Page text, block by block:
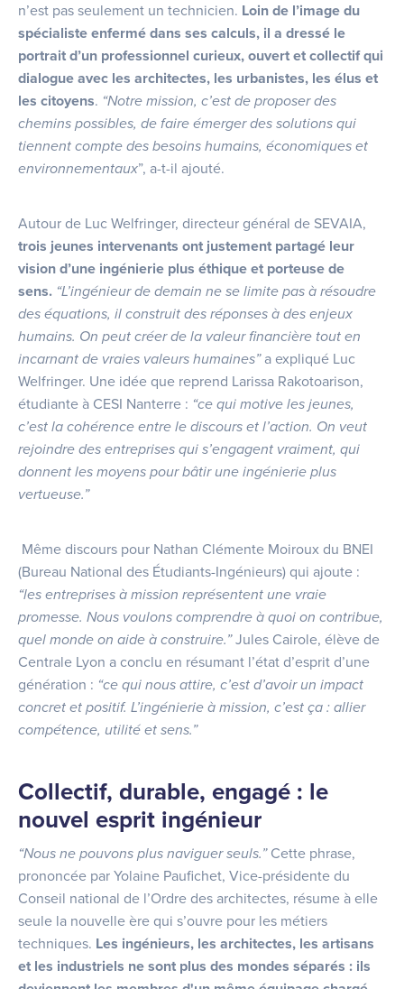
n’est pas seulement un technicien. Loin de l’image du
spécialiste enfermé dans ses calculs, il a dressé le
portrait d’un professionnel curieux, ouvert et collectif qui
dialogue avec les architectes, les urbanistes, les élus et
les citoyens. “Notre mission, c’est de proposer des
chemins possibles, de faire émerger des solutions qui
tiennent compte des besoins humains, économiques et
environnementaux”, a-t-il ajouté.
Autour de Luc Welfringer, directeur général de SEVAIA,
trois jeunes intervenants ont justement partagé leur
vision d’une ingénierie plus éthique et porteuse de
sens. “L’ingénieur de demain ne se limite pas à résoudre
des équations, il construit des réponses à des enjeux
humains. On peut créer de la valeur financière tout en
incarnant de vraies valeurs humaines”a expliqué Luc
Welfringer. Une idée que reprend Larissa Rakotoarison,
étudiante à CESI Nanterre : “ce qui motive les jeunes,
c’est la cohérence entre le discours et l’action. On veut
rejoindre des entreprises qui s’engagent vraiment, qui
donnent les moyens pour bâtir une ingénierie plus
vertueuse.”
Même discours pour Nathan Clémente Moiroux du BNEI
(Bureau National des Étudiants-Ingénieurs) qui ajoute :
“les entreprises à mission représentent une vraie
promesse. Nous voulons comprendre à quoi on contribue,
quel monde on aide à construire.”Jules Cairole, élève de
Centrale Lyon a conclu en résumant l’état d’esprit d’une
génération : “ce qui nous attire, c’est d’avoir un impact
concret et positif. L’ingénierie à mission, c’est ça : allier
compétence, utilité et sens.”
Collectif, durable, engagé : le
nouvel esprit ingénieur
“Nous ne pouvons plus naviguer seuls.”Cette phrase,
prononcée par Yolaine Paufichet, Vice-présidente du
Conseil national de l’Ordre des architectes, résume à elle
seule la nouvelle ère qui s’ouvre pour les métiers
techniques. Les ingénieurs, les architectes, les artisans
et les industriels ne sont plus des mondes séparés : ils